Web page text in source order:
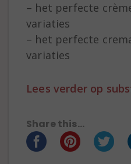
– het perfecte
variaties
– het perfecte
variaties
Lees verder op
Share this...